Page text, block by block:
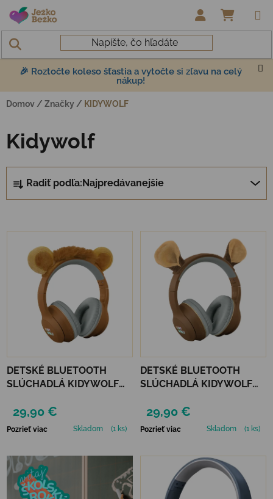
Prejsť na obsah
🎉 Roztočte koleso šťastia a vytočte si zľavu na celý
nákup!
Domov / Značky / KIDYWOLF
Kidywolf
Radiť podľa: Najpredávanejšie
Výpis produktov
DETSKÉ BLUETOOTH
SLÚCHADLÁ KIDYWOLF
29,90 €
Pozrieť viac Skladom (1 ks)
DETSKÉ BLUETOOTH
SLÚCHADLÁ KIDYWOLF
29,90 €
Pozrieť viac Skladom (1 ks)